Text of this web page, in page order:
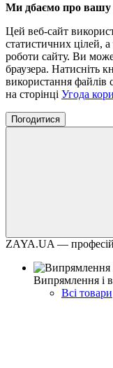
Ми дбаємо про вашу
Цей веб-сайт
статистичних цілей,
роботи сайту. Ви
браузера. Натисніть
використання
на сторінці Угода
Погодитися
ZAYA.UA —
Випрямлення і
Всі товари